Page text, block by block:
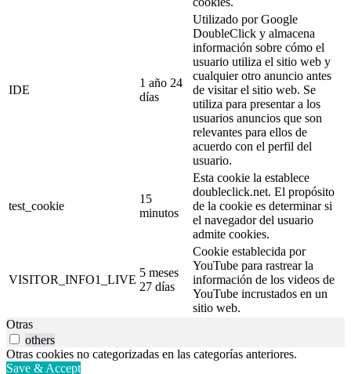
IDE
1 año 24
días
Utilizado por Google
DoubleClick y almacena
información sobre cómo el
usuario utiliza el sitio web y
cualquier otro anuncio antes
de visitar el sitio web. Se
utiliza para presentar a los
usuarios anuncios que son
relevantes para ellos de
acuerdo con el perfil del
usuario.
test_cookie
15
minutos
Esta cookie la establece
doubleclick.net. El propósito
de la cookie es determinar si
el navegador del usuario
admite cookies.
VISITOR_INFO1_LIVE
5 meses
27 días
Cookie establecida por
YouTube para rastrear la
información de los videos de
YouTube incrustados en un
sitio web.
Otras
others
Otras cookies no categorizadas en las categorías anteriores.
Save & Accept